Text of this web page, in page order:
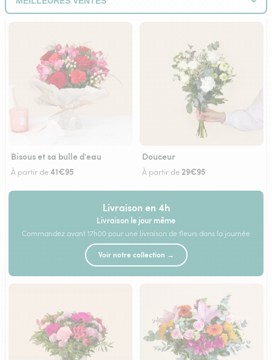
Bisous et sa bulle d'eau
À partir de41€95
Douceur
À partir de 29€95
Livraison en 4h
Livraison le jour même
Commandez avant 17h00 pour une livraison de fleurs dans la journée
Voir notre collection →